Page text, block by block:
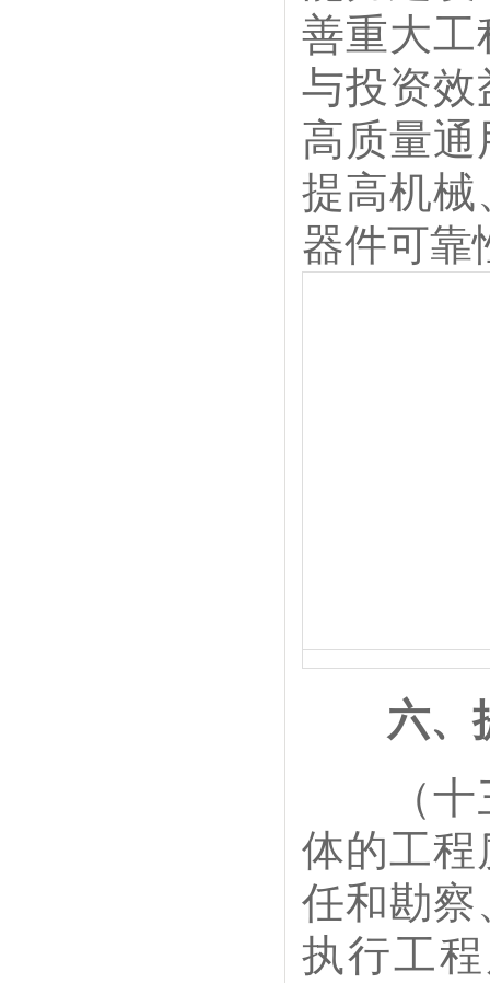
善重大工
与投资效
高质量
提高机械
器件可靠
六、
（十三
体的工程
任和勘察
执行工